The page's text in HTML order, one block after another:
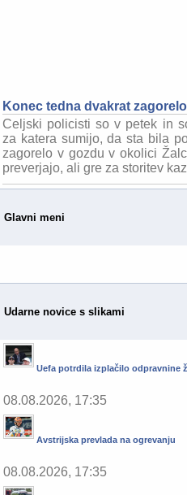
Konec tedna dvakrat
Celjski policisti so v petek in
za katera sumijo, da sta bila
zagorelo v gozdu v okolici
preverjajo, ali gre za storitev
Glavni meni
Udarne novice s slikami
Uefa potrdila izplačilo odpravnine
08.08.2026, 17:35
Avstrijska prevlada na ogrevanju
08.08.2026, 17:35